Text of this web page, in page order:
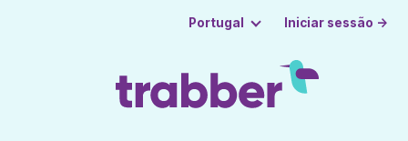
Portugal Iniciar sessão →